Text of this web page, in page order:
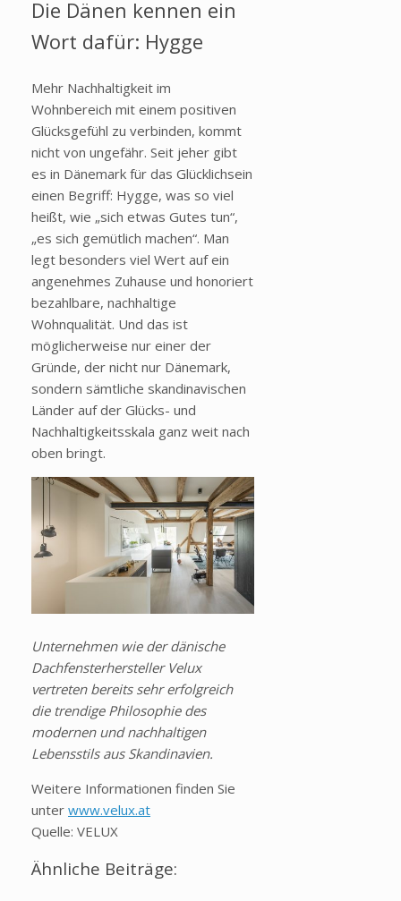
Die Dänen kennen ein
Wort dafür: Hygge
Mehr Nachhaltigkeit im
Wohnbereich mit einem positiven
Glücksgefühl zu verbinden, kommt
nicht von ungefähr. Seit jeher gibt
es in Dänemark für das Glücklichsein
einen Begriff: Hygge, was so viel
heißt, wie „sich etwas Gutes tun“,
„es sich gemütlich machen“. Man
legt besonders viel Wert auf ein
angenehmes Zuhause und honoriert
bezahlbare, nachhaltige
Wohnqualität. Und das ist
möglicherweise nur einer der
Gründe, der nicht nur Dänemark,
sondern sämtliche skandinavischen
Länder auf der Glücks- und
Nachhaltigkeitsskala ganz weit nach
oben bringt.
Unternehmen wie der dänische
Dachfensterhersteller Velux
vertreten bereits sehr erfolgreich
die trendige Philosophie des
modernen und nachhaltigen
Lebensstils aus Skandinavien.
Weitere Informationen finden Sie
unter www.velux.at
Quelle: VELUX
Ähnliche Beiträge: